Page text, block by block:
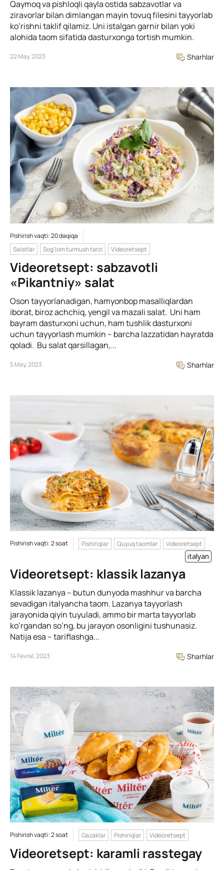
Qaymoq va pishloqli qayla ostida sabzavotlar va
ziravorlar bilan dimlangan mayin tovuq filesini tayyorlab
ko’rishni taklif qilamiz. Uni istalgan garnir bilan yoki
alohida taom sifatida dasturxonga tortish mumkin.
22 May, 2023 Sharhlar
Pishirish vaqti: 20 daqiqa
Salatlar
Sog'lom turmush tarzi Videoretsept
Videoretsept: sabzavotli
«Pikantniy» salat
Oson tayyorlanadigan, hamyonbop masalliqlardan
iborat, biroz achchiq, yengil va mazali salat. Uni ham
bayram dasturxoni uchun, ham tushlik dasturxoni
uchun tayyorlash mumkin – barcha lazzatidan hayratda
qoladi. Bu salat qarsillagan,...
5 May, 2023 Sharhlar
Pishirish vaqti: 2 soat Pishiriqlar Quyuq taomlar Videoretsept
italyan
Videoretsept: klassik lazanya
Klassik lazanya – butun dunyoda mashhur va barcha
sevadigan italyancha taom. Lazanya tayyorlash
jarayonida qiyin tuyuladi, ammo bir marta tayyorlab
ko’rgandan so’ng, bu jarayon osonligini tushunasiz.
Natija esa – tariflashga...
14 Fevral, 2023 Sharhlar
Pishirish vaqti: 2 soat Gazaklar Pishiriqlar Videoretsept
Videoretsept: karamli rasstegay